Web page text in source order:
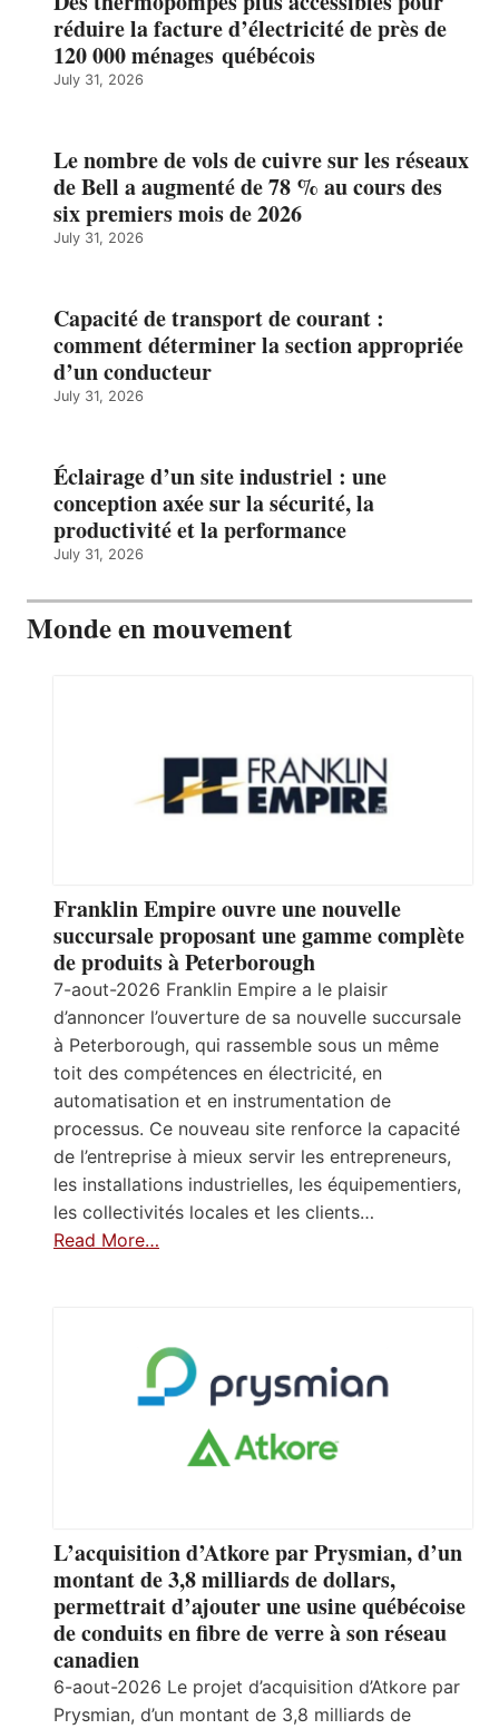
réduire la facture d’électricité de près de
120 000 ménages québécois
July 31, 2026
Le nombre de vols de cuivre sur les réseaux
de Bell a augmenté de 78 % au cours des
six premiers mois de 2026
July 31, 2026
Capacité de transport de courant :
comment déterminer la section appropriée
d’un conducteur
July 31, 2026
Éclairage d’un site industriel : une
conception axée sur la sécurité, la
productivité et la performance
July 31, 2026
Monde en mouvement
Franklin Empire ouvre une nouvelle
succursale proposant une gamme complète
de produits à Peterborough
7-aout-2026 Franklin Empire a le plaisir
d’annoncer l’ouverture de sa nouvelle succursale
à Peterborough, qui rassemble sous un même
toit des compétences en électricité, en
automatisation et en instrumentation de
processus. Ce nouveau site renforce la capacité
de l’entreprise à mieux servir les entrepreneurs,
les installations industrielles, les équipementiers,
les collectivités locales et les clients…
Read More…
L’acquisition d’Atkore par Prysmian, d’un
montant de 3,8 milliards de dollars,
permettrait d’ajouter une usine québécoise
de conduits en fibre de verre à son réseau
canadien
6-aout-2026 Le projet d’acquisition d’Atkore par
Prysmian, d’un montant de 3,8 milliards de